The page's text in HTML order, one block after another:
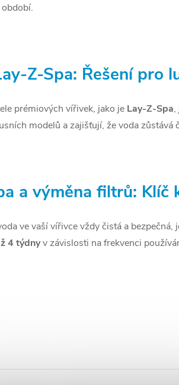
Z-Spa: Řešení pro
prémiových vířivek, jako je Lay-Z-Spa,
modelů a zajišťují, že voda zůstává
a výměna filtrů: Klíč
ve vaší vířivce vždy čistá a
4 týdnyv závislosti na frekvenci